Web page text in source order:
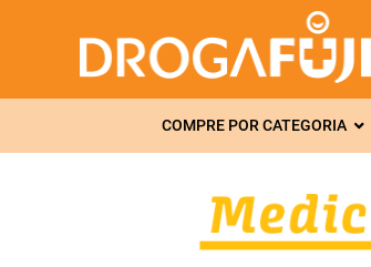
COMPRE POR CATEGORIA